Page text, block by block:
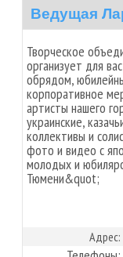
Ведущая
Творческое
организует для
обрядом,
корпоративное
артисты нашего
украинские,
коллективы и
фото и видео с
молодых и
Тюмени&quot;
Адрес: